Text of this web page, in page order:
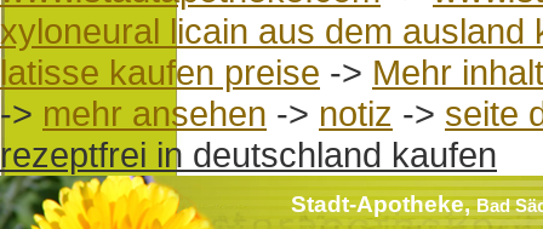
xyloneural licain aus dem ausland
latisse kaufen preise -> Mehr
-> mehr ansehen -> notiz -> seite
rezeptfrei in deutschland kaufen
Stadt-Apotheke,Bad